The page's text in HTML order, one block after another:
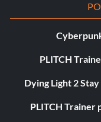
PLITCH
Dying Light 2
PLITCH Trainer